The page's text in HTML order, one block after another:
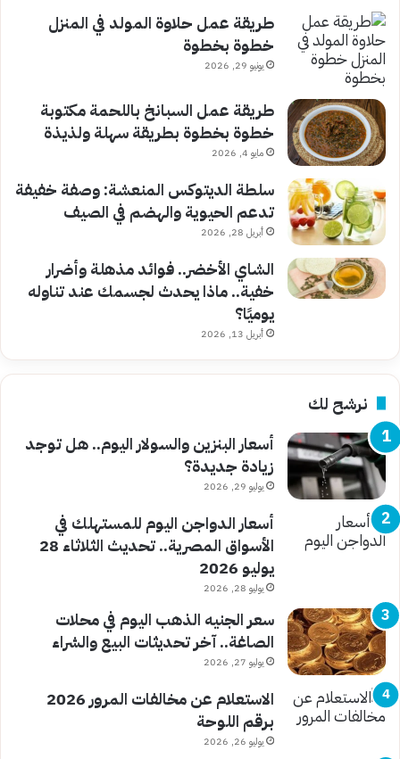
طريقة عمل حلاوة المولد في المنزل
خطوة بخطوة
يونيو 29, 2026
طريقة عمل السبانخ باللحمة مكتوبة
خطوة بخطوة بطريقة سهلة ولذيذة
مايو 4, 2026
سلطة الديتوكس المنعشة: وصفة خفيفة
تدعم الحيوية والهضم في الصيف
أبريل 28, 2026
الشاي الأخضر.. فوائد مذهلة وأضرار
خفية.. ماذا يحدث لجسمك عند تناوله
يوميًا؟
أبريل 13, 2026
نرشح لك
أسعار البنزين والسولار اليوم.. هل توجد
زيادة جديدة؟
يوليو 29, 2026
أسعار الدواجن اليوم للمستهلك في
الأسواق المصرية.. تحديث الثلاثاء 28
يوليو 2026
يوليو 28, 2026
سعر الجنيه الذهب اليوم في محلات
الصاغة.. آخر تحديثات البيع والشراء
يوليو 27, 2026
الاستعلام عن مخالفات المرور 2026
برقم اللوحة
يوليو 26, 2026